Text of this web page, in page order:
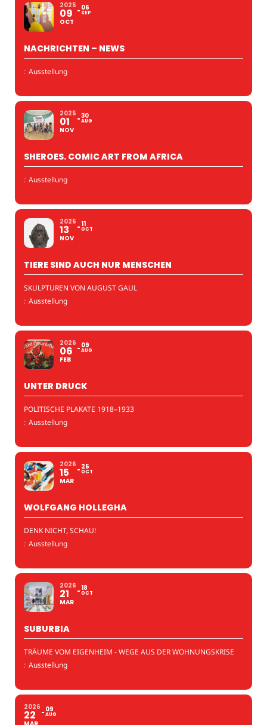
2025
09
OCT
06
SEP
NACHRICHTEN – NEWS
: Ausstellung
2025
01
NOV
30
AUG
SHEROES. COMIC ART FROM AFRICA
: Ausstellung
2025
13
NOV
11
OCT
TIERE SIND AUCH NUR MENSCHEN
SKULPTUREN VON AUGUST GAUL
: Ausstellung
2026
06
FEB
09
AUG
UNTER DRUCK
POLITISCHE PLAKATE 1918–1933
: Ausstellung
2026
15
MAR
25
OCT
WOLFGANG HOLLEGHA
DENK NICHT, SCHAU!
: Ausstellung
2026
21
MAR
18
OCT
SUBURBIA
TRÄUME VOM EIGENHEIM - WEGE AUS DER WOHNUNGSKRISE
: Ausstellung
2026
22 09
AUG